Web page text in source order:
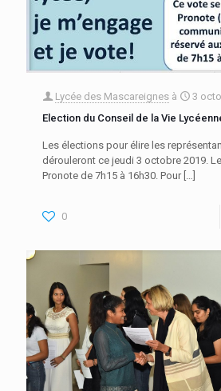
Lycée des Mascareignes à
3
Election du Conseil de la Vie
Les élections pour élire les
dérouleront ce jeudi 3 octobre 2019.
Pronote de 7h15 à 16h30. Pour[…]
0